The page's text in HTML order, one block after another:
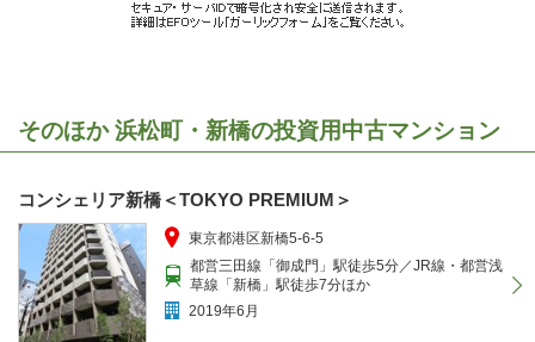
そのほか 浜松町・新橋の投資用中古マンション
コンシェリア新橋＜TOKYO PREMIUM＞
東京都港区新橋5-6-5
都営三田線「御成門」駅徒歩5分／JR線・都営浅
草線「新橋」駅徒歩7分ほか
2019年6月